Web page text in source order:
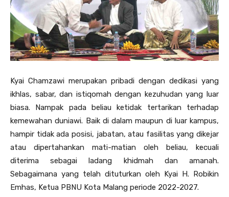
Kyai Chamzawi merupakan pribadi dengan dedikasi yang
ikhlas, sabar, dan istiqomah dengan kezuhudan yang luar
biasa. Nampak pada beliau ketidak tertarikan terhadap
kemewahan duniawi. Baik di dalam maupun di luar kampus,
hampir tidak ada posisi, jabatan, atau fasilitas yang dikejar
atau dipertahankan mati-matian oleh beliau, kecuali
diterima sebagai ladang khidmah dan amanah.
Sebagaimana yang telah dituturkan oleh Kyai H. Robikin
Emhas, Ketua PBNU Kota Malang periode 2022-2027.